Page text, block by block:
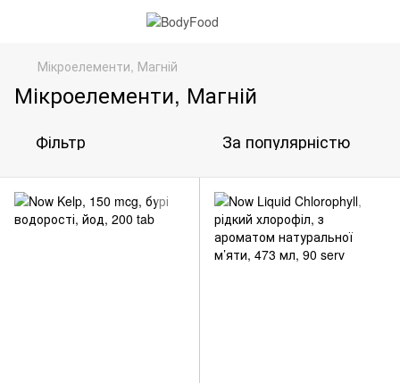
Мікроелементи, Магній
Мікроелементи, Магній
Фільтр За популярністю